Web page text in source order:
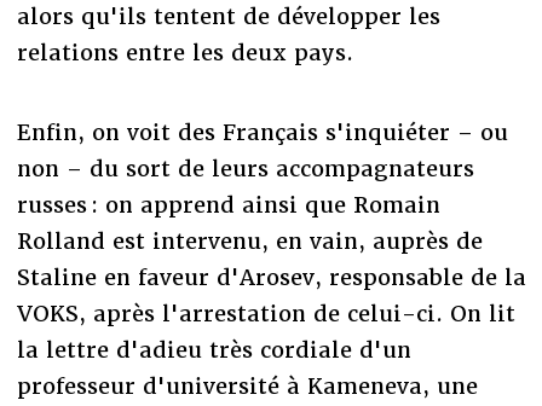
alors qu'ils tentent de développer les
relations entre les deux pays.
Enfin, on voit des Français s'inquiéter – ou
non – du sort de leurs accompagnateurs
russes : on apprend ainsi que Romain
Rolland est intervenu, en vain, auprès de
Staline en faveur d'Arosev, responsable de la
VOKS, après l'arrestation de celui-ci. On lit
la lettre d'adieu très cordiale d'un
professeur d'université à Kameneva, une